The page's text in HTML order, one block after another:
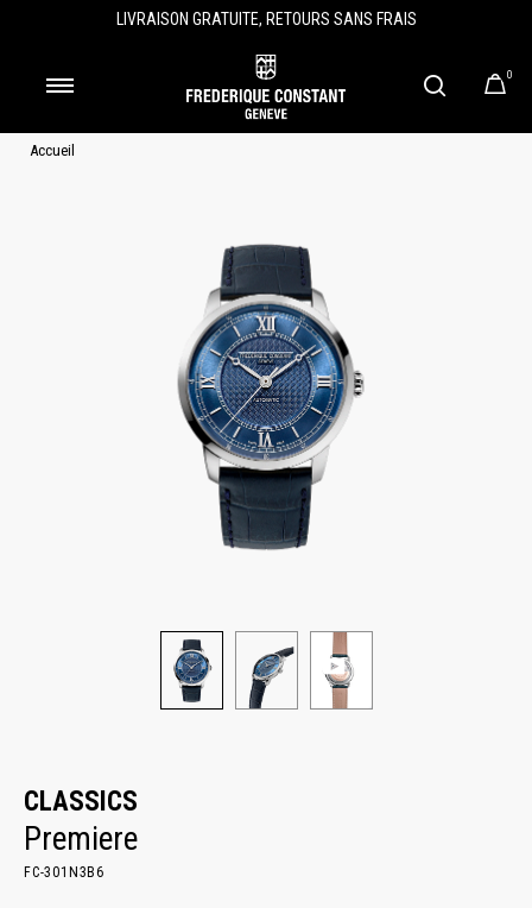
LIVRAISON GRATUITE, RETOURS SANS FRAIS
0
Accueil
CLASSICS
Premiere
FC-301N3B6